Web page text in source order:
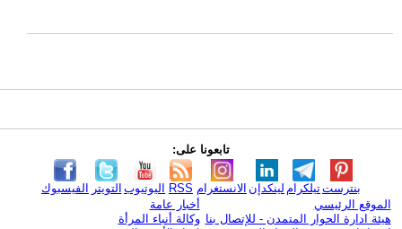
تابعونا على:
الفيسبوك التويتر اليوتيوب RSS الانستغرام لينكدإن تيلكرامبنترست
الموقع الرئيسي
هيئة ادارة الحوار المتمدن - للإتصال بنا
أخبار عامة
وكالة أنباء المرأة